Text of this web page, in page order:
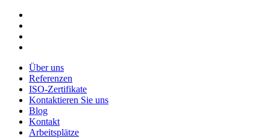
Über uns
Referenzen
ISO-Zertifikate
Kontaktieren Sie uns
Blog
Kontakt
Arbeitsplätze